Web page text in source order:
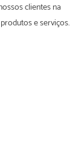
clientes na
e serviços.